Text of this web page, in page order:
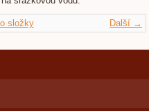
Další →
složky